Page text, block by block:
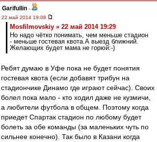
Garifullin -
22 май 2014 19:08
Mosfilmovskiy » 22 май 2014 19:29
Но надо чётко понимать, чем меньше стадион
- меньше гостевая квота.А выезд ближний.
Желающих будет мама не горюй:-)
Ребят думаю в Уфе пока не будет понятия
гостевая квота (если добавят трибун на
стадиончике Динамо где играют сейчас). Своих
болел пока мало - кто ходил даже не кузмичи,
а любители футбола в общем. Поэтому когда
приедет Спартак стадион по любому будет
болеть за обе команды (за маленьких чуть по
сильнее конечно). Так было в Казани когда